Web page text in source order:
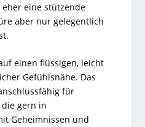
eine stützende
aber nur gelegentlich
einen flüssigen, leicht
Gefühlsnähe. Das
für
die gern in
Geheimnissen und